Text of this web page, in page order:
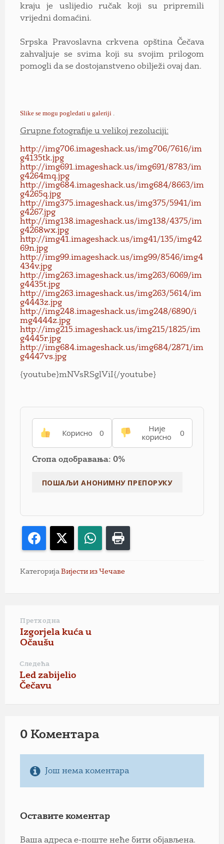
kraju je uslijedio ručak koji su pripremili
vrijedni domaćini.
Srpska Pravoslavna crkvena opština Čečava
zahvaljuje se svima koji su svojim prilogom
pomogli da se dostojanstveno obilježi ovaj dan.
Slike se mogu pogledati u galeriji
Grupne fotografije u velikoj rezoluciji:
http://img706.imageshack.us/img706/7616/im
g4135tk.jpg
http://img691.imageshack.us/img691/8783/im
g4264mq.jpg
http://img684.imageshack.us/img684/8663/im
g4265q.jpg
http://img375.imageshack.us/img375/5941/im
g4267.jpg
http://img138.imageshack.us/img138/4375/im
g4268wx.jpg
http://img41.imageshack.us/img41/135/img42
69n.jpg
http://img99.imageshack.us/img99/8546/img4
434v.jpg
http://img263.imageshack.us/img263/6069/im
g4435t.jpg
http://img263.imageshack.us/img263/5614/im
g4443z.jpg
http://img248.imageshack.us/img248/6890/i
mg4444z.jpg
http://img215.imageshack.us/img215/1825/im
g4445r.jpg
http://img684.imageshack.us/img684/2871/im
g4447vs.jpg
{youtube}mNVsRSglViI{/youtube}
Корисно 0
Није
корисно
0
Стопа одобравања: 0%
Facebook WhatsApp
Категорија Вијести из Чечаве
Претходна
Izgorjela kuća u
Očaušu
Следећа
Led zabijelio
Čečavu
0 Коментарa
Још нема коментара
Оставите коментар
Ваша адреса е-поште неће бити објављена.